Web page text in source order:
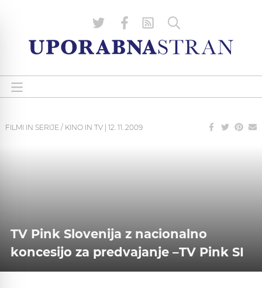
FILMI IN SERIJE / KINO IN TV 12. 11. 2009
TV Pink Slovenija z nacionalno
koncesijo za predvajanje –TV Pink SI